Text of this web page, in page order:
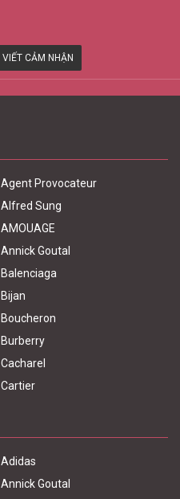
VIẾT CẢM NHẬN
Agent Provocateur
Alfred Sung
AMOUAGE
Annick Goutal
Balenciaga
Bijan
Boucheron
Burberry
Cacharel
Cartier
Adidas
Annick Goutal